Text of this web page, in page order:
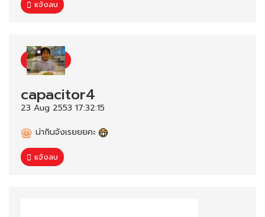
แจ้งลบ
capacitor4
23 Aug 2553 17:32:15
น่ากินจังเรยยยคะ
แจ้งลบ